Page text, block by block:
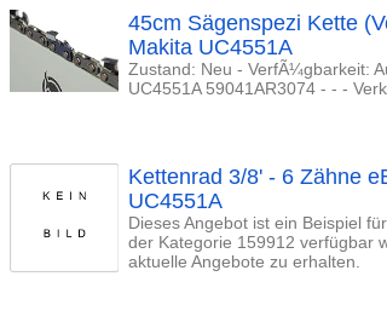
45cm Sägenspezi Kette
Makita UC4551A
Zustand: Neu - VerfÃ¼gbarkeit:
UC4551A 59041AR3074 - - -
Kettenrad 3/8' - 6 Zähne
UC4551A
Dieses Angebot ist ein Beispiel
der Kategorie 159912 verfügbar
aktuelle Angebote zu erhalten.